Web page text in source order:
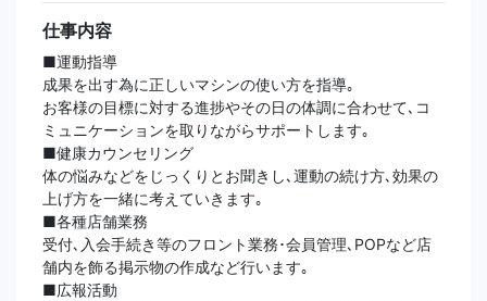
仕事内容
■運動指導
成果を出す為に正しいマシンの使い方を指導｡
お客様の目標に対する進捗やその日の体調に合わせて､コ
ミュニケーションを取りながらサポートします｡
■健康カウンセリング
体の悩みなどをじっくりとお聞きし､運動の続け方､効果の
上げ方を一緒に考えていきます｡
■各種店舗業務
受付､入会手続き等のフロント業務･会員管理､POPなど店
舗内を飾る掲示物の作成など行います｡
■広報活動